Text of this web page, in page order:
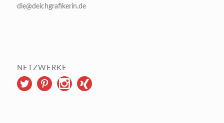
die@deichgrafikerin.de
NETZWERKE